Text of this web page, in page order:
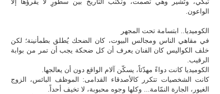
الواعون.
الكوميديا.. ابتسامة تحت المجهر
في مقاهي الناس ومجالس البيوت، كان الضحك يُطلق بطمأنينة؛ لكن
خلف الكواليس كان الفنان يعرف أن كل ضحكة يجب أن تمر من بوابة
الرقيب.
الكوميديا كانت دواءً مهدّئاً، يسكّن آلام الواقع دون أن يعالجها.
كانت الشخصيات تتكرر كالأصدقاء القدامى: الموظف البائس، الزوج
الغيور، الجارة النمّامة... وكلها وجوه محبوبة، لا تخيف أحداً.